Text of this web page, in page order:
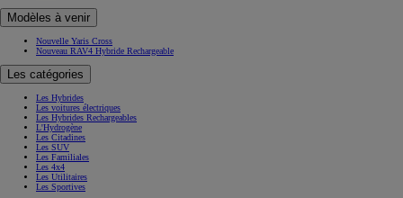
Modèles à venir
Nouvelle Yaris Cross
Nouveau RAV4 Hybride Rechargeable
Les catégories
Les Hybrides
Les voitures électriques
Les Hybrides Rechargeables
L'Hydrogène
Les Citadines
Les SUV
Les Familiales
Les 4x4
Les Utilitaires
Les Sportives